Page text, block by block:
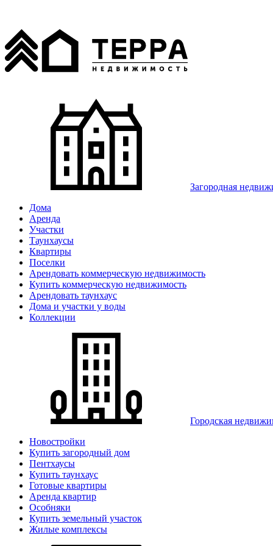
Загородная
Дома
Аренда
Участки
Таунхаусы
Квартиры
Поселки
Арендовать коммерческую недвижимость
Купить коммерческую недвижимость
Арендовать таунхаус
Дома и участки у воды
Коллекции
Городская
Новостройки
Купить загородный дом
Пентхаусы
Купить таунхаус
Готовые квартиры
Аренда квартир
Особняки
Купить земельный участок
Жилые комплексы